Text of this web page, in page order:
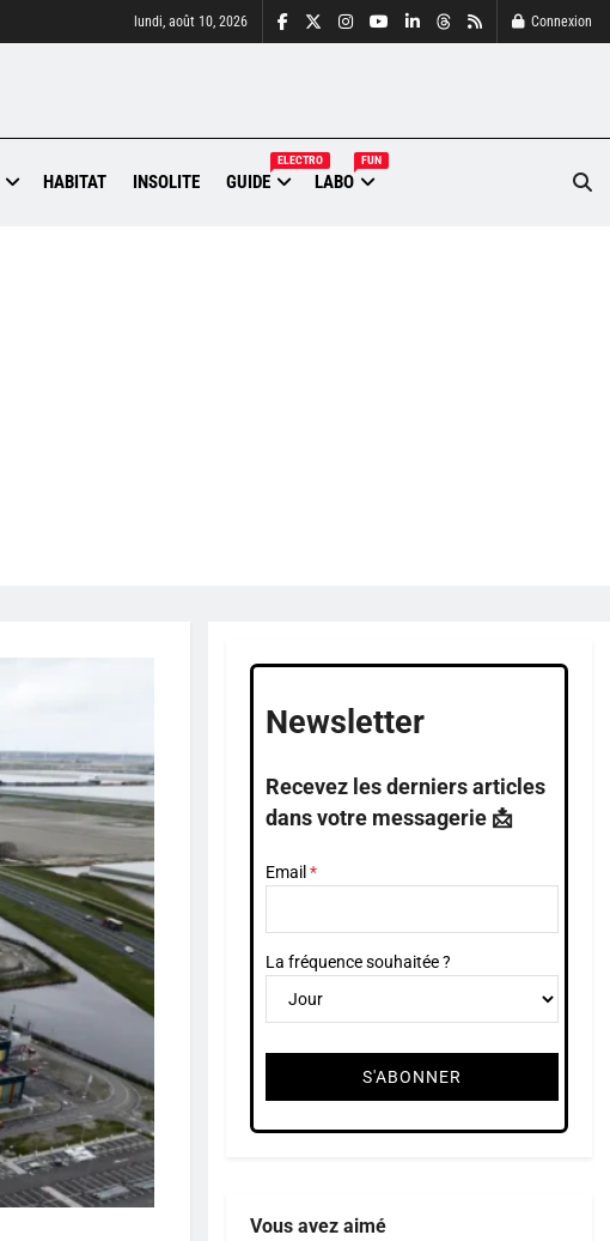
lundi, août 10, 2026 Connexion
HABITAT INSOLITE GUIDE
ELECTRO
LABO
FUN
Newsletter
Recevez les derniers articles
dans votre messagerie 📩
Email
La fréquence souhaitée ?
Vous avez aimé